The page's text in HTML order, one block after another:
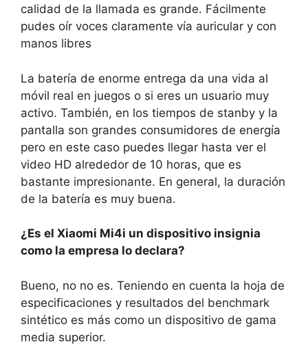
calidad de la llamada es grande. Fácilmente
pudes oír voces claramente vía auricular y con
manos libres
La batería de enorme entrega da una vida al
móvil real en juegos o si eres un usuario muy
activo. También, en los tiempos de stanby y la
pantalla son grandes consumidores de energía
pero en este caso puedes llegar hasta ver el
video HD alrededor de 10 horas, que es
bastante impresionante. En general, la duración
de la batería es muy buena.
¿Es el Xiaomi Mi4i un dispositivo insignia
como la empresa lo declara?
Bueno, no no es. Teniendo en cuenta la hoja de
especificaciones y resultados del benchmark
sintético es más como un dispositivo de gama
media superior.